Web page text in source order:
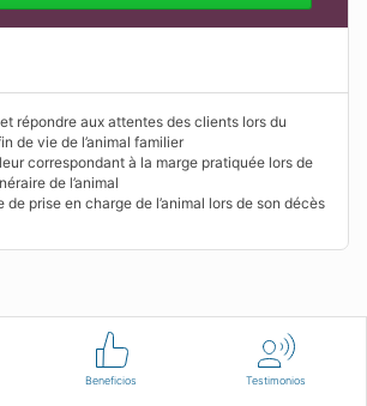
Beneficios Testimonios
répondre aux attentes des clients lors du
de vie de l’animal familier
correspondant à la marge pratiquée lors de
de l’animal
de prise en charge de l’animal lors de son décès
Condiciones de uso Contáctenos